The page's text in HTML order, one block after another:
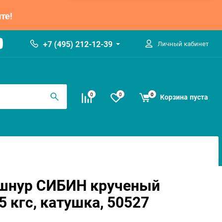
+7 (495) 212-12-39 Личный кабинет
0 0 0 Корзина пуста
СИБИН крученый
катушка, 50527